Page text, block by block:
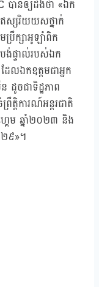
បានឲ្យដឹងថា «ឯក
ស្សរិយយសថ្នាក់
រឹក្សាអូឡាំពិក
ផ្ទាល់របស់ឯក
លឯកឧត្តមជាអ្នក
ដូចជាទិដ្ឋភាព
តិការណ៍អន្ដរជាតិ
េម ឆ្នាំ២០២៣ និង
៩»។